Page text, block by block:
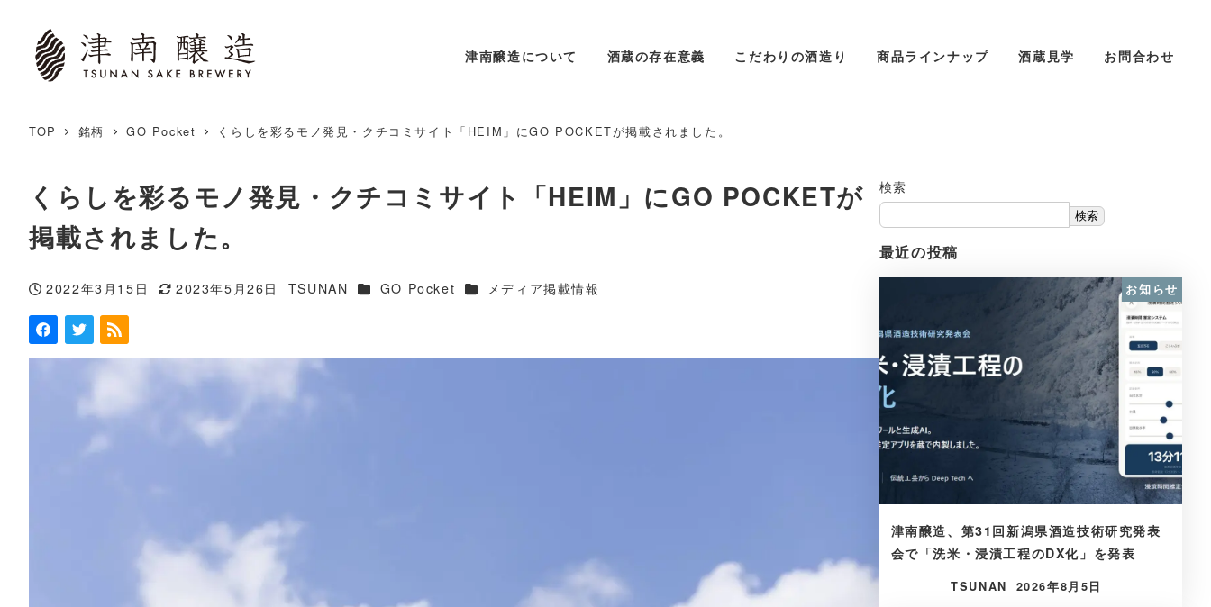
津南醸造について 酒蔵の存在意義 こだわりの酒造り 商品ラインナップ 酒蔵見学 お問合わせ
TOP 銘柄 GO Pocket くらしを彩るモノ発見・クチコミサイト「HEIM」にGO POCKETが掲載されました。
くらしを彩るモノ発見・クチコミサイト「HEIM」にGO POCKETが
掲載されました。
投稿日
2022年3月15日
更新日
2023年5月26日
著
TSUNAN カテゴリー
GO Pocket カテゴリー
メディア掲載情報
検索
検索
最近の投稿
お知らせ
津南醸造、第31回新潟県酒造技術研究発表
会で「洗米・浸漬工程のDX化」を発表
TSUNAN 2026年8月5日